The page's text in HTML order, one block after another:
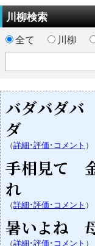
川柳検索
全て 川柳
バダバダ
ダ
（詳細･評価･コメント ）
手相見て
れ
（詳細･評価･コメント ）
暑いよね
（詳細･評価･コメント ）